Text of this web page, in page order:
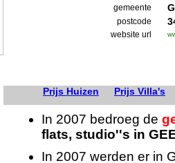
gemeente
postcode
website url
Prijs Huizen Prijs Villa's
In 2007 bedroeg de
flats, studio''s in
In 2007 werden er in